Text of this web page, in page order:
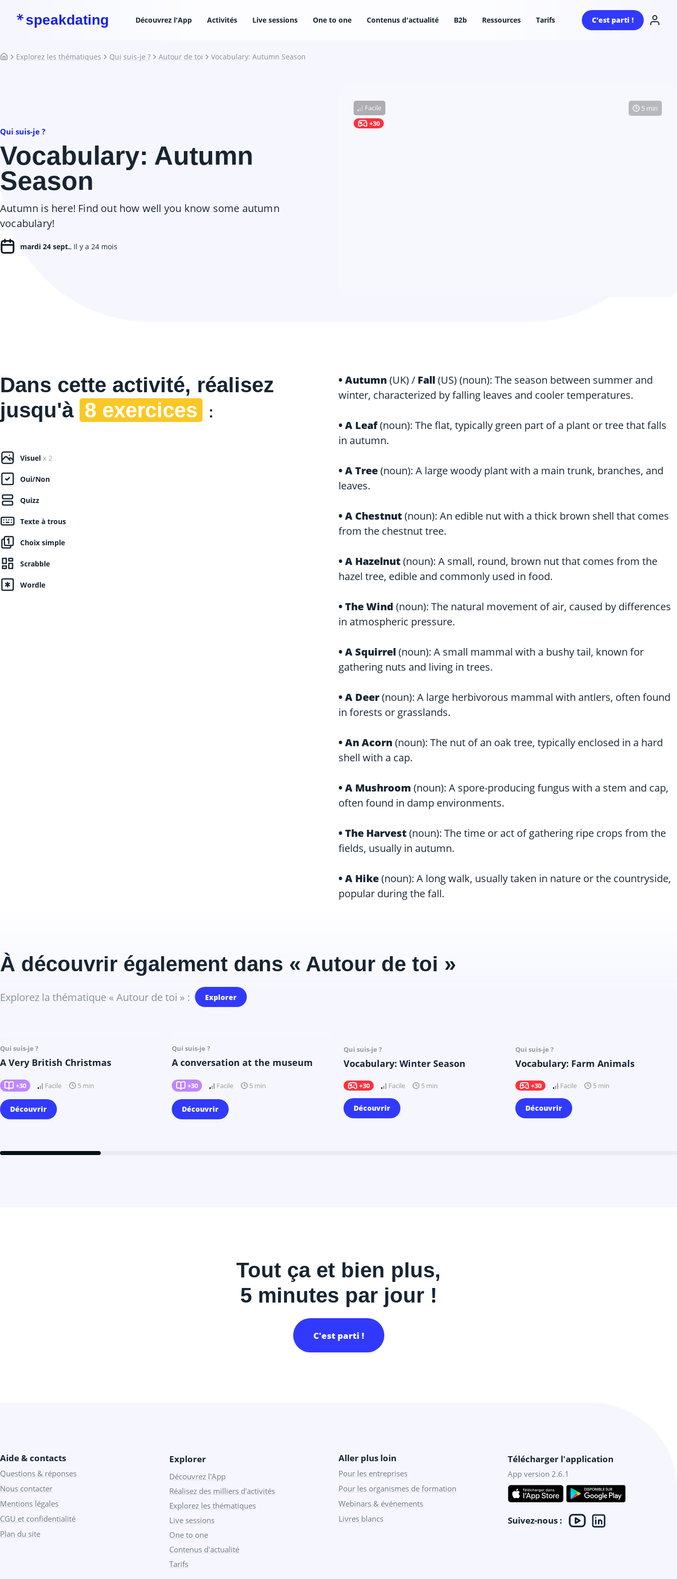
speakdating Découvrez l'App Activités Live sessions One to one Contenus d'actualité B2b Ressources Tarifs C'est parti !
Explorez les thématiques Qui suis-je ? Autour de toi Vocabulary: Autumn Season
Qui suis-je ?
Vocabulary: Autumn
Season
Autumn is here! Find out how well you know some autumn
vocabulary!
mardi 24 sept., Il y a 24 mois
Facile
+30
5 min
Dans cette activité, réalisez
jusqu'à 8 exercices :
Visuel x 2
Oui/Non
Quizz
Texte à trous
Choix simple
Scrabble
Wordle
• Autumn(UK) / Fall(US) (noun): The season between summer and
winter, characterized by falling leaves and cooler temperatures.
• A Leaf(noun): The flat, typically green part of a plant or tree that falls
in autumn.
• ATree(noun): A large woody plant with a main trunk, branches, and
leaves.
• A Chestnut(noun): An edible nut with a thick brown shell that comes
from the chestnut tree.
• A Hazelnut(noun): A small, round, brown nut that comes from the
hazel tree, edible and commonly used in food.
• TheWind (noun): The natural movement of air, caused by differences
in atmospheric pressure.
• ASquirrel(noun): A small mammal with a bushy tail, known for
gathering nuts and living in trees.
• A Deer(noun): A large herbivorous mammal with antlers, often found
in forests or grasslands.
• AnAcorn(noun): The nut of an oak tree, typically enclosed in a hard
shell with a cap.
• A Mushroom (noun): A spore-producing fungus with a stem and cap,
often found in damp environments.
• The Harvest(noun): The time or act of gathering ripe crops from the
fields, usually in autumn.
• A Hike(noun): A long walk, usually taken in nature or the countryside,
popular during the fall.
À découvrir également dans « Autour de toi »
Explorez la thématique « Autour de toi » : Explorer
Qui suis-je ?
A Very British Christmas
+30 Facile 5 min
Découvrir
Qui suis-je ?
A conversation at the museum
+30 Facile 5 min
Découvrir
Qui suis-je ?
Vocabulary: Winter Season
+30 Facile 5 min
Découvrir
Qui suis-je ?
Vocabulary: Farm Animals
+30 Facile 5 min
Découvrir
Tout ça et bien plus,
5 minutes par jour !
C'est parti !
Aide & contacts
Questions & réponses
Nous contacter
Mentions légales
CGU et confidentialité
Plan du site
Explorer
Découvrez l'App
Réalisez des milliers d'activités
Explorez les thématiques
Live sessions
One to one
Contenus d'actualité
Tarifs
Aller plus loin
Pour les entreprises
Pour les organismes de formation
Webinars & événements
Livres blancs
Télécharger l'application
App version 2.6.1
Suivez-nous :